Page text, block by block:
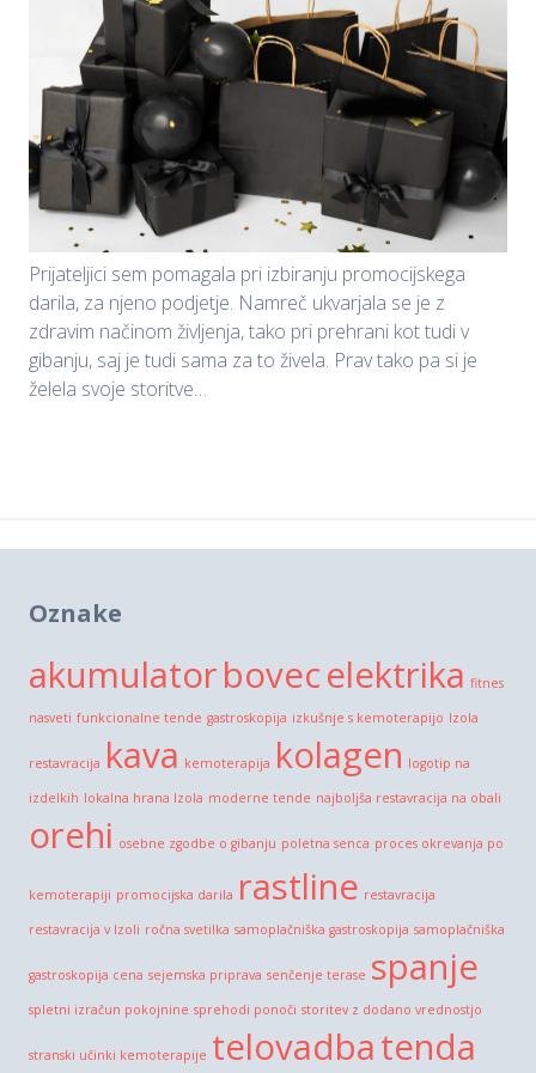
Prijateljici sem pomagala pri izbiranju promocijskega
darila, za njeno podjetje. Namreč ukvarjala se je z
zdravim načinom življenja, tako pri prehrani kot tudi v
gibanju, saj je tudi sama za to živela. Prav tako pa si je
želela svoje storitve…
Oznake
akumulatorbovecelektrika fitnes
nasveti funkcionalne tende gastroskopija izkušnje s kemoterapijo Izola
restavracija kava kemoterapija kolagen logotip na
izdelkih lokalna hrana Izola moderne tende najboljša restavracija na obali
orehi osebne zgodbe o gibanju poletna senca proces okrevanja po
kemoterapiji promocijska darila rastline restavracija
restavracija v Izoli ročna svetilka samoplačniška gastroskopija samoplačniška
gastroskopija cena sejemska priprava senčenje terase spanje
spletni izračun pokojnine sprehodi ponoči storitev z dodano vrednostjo
stranski učinki kemoterapije telovadbatenda